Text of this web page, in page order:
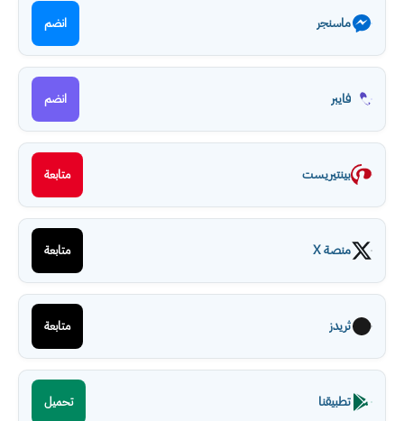
ماسنجر انضم
فايبر انضم
بينتيريست متابعة
منصة X متابعة
ثريدز متابعة
تطبيقنا تحميل